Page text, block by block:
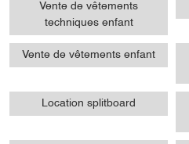
Vente de vêtements
techniques enfant
Vente de vêtements enfant
Location splitboard